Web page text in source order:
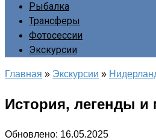
Рыбалка
Трансферы
Фотосессии
Экскурсии
Главная » Экскурсии »
История, легенды
Обновлено: 16.05.2025